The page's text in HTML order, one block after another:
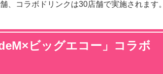
、コラボドリンクは30店舗で実施されます。
ビッグエコー」コラボ